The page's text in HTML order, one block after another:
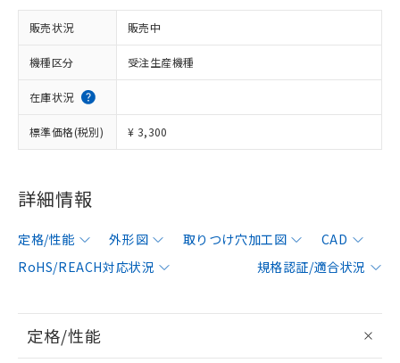
販売状況 販売中
機種区分 受注生産機種
在庫状況
標準価格(税別) ¥ 3,300
詳細情報
定格/性能 外形図 取りつけ穴加工図
CAD
RoHS/REACH対応状況
規格認証/適合状況
定格/性能